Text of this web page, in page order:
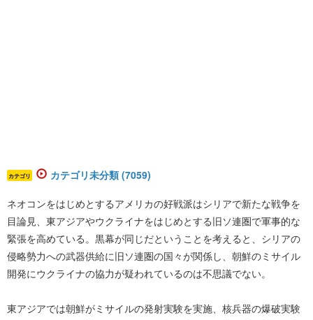
カテゴリ カテゴリ未分類 (7059)
ネオコンをはじめとするアメリカの好戦派はシリアで新たな戦争を
目論見、東アジアやウクライナをはじめとする旧ソ連圏で軍事的な
緊張を高めている。黒幕が同じだということを考えると、シリアの
侵略勢力への武器供給に旧ソ連圏の国々が関係し、朝鮮のミサイル
開発にウクライナの協力が疑われているのは不思議でない。
東アジアでは朝鮮がミサイルの発射実験を実施、核兵器の爆破実験